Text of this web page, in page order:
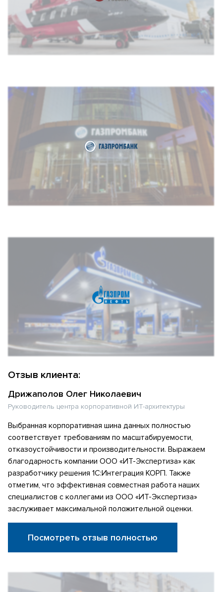
Отзыв клиента:
Дрижаполов Олег Николаевич
Руководитель центра корпоративной ИТ-архитектуры
Выбранная корпоративная шина данных полностью
соответствует требованиям по масштабируемости,
отказоустойчивости и производительности. Выражаем
благодарность компании ООО «ИТ-Экспертиза» как
разработчику решения 1С:Интеграция КОРП. Также
отметим, что эффективная совместная работа наших
специалистов с коллегами из ООО «ИТ-Экспертиза»
заслуживает максимальной положительной оценки.
Посмотреть отзыв полностью